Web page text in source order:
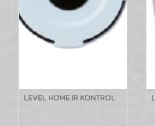
LEVEL HOME IR KONTROL